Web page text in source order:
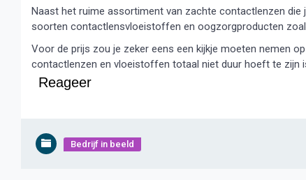
Naast het ruime assortiment van zachte contactlenzen
soorten contactlensvloeistoffen en oogzorgproducten
Voor de prijs zou je zeker eens een kijkje moeten nemen
contactlenzen en vloeistoffen totaal niet duur hoeft te zijn
Reageer
Bedrijf in beeld